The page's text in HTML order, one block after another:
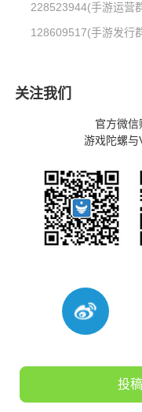
228523944(手游运营
128609517(手游发行
关注我们
官方微信
游戏陀螺与
投稿